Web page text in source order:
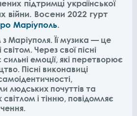
підтримці української
війни. Восени 2022 гурт
Маріуполь.
Маріуполя. Її музика — це
світом. Через свої пісні
емоції, які перетворює
Пісні виконавиці
людських почуттів та
і тінню, повідомляє